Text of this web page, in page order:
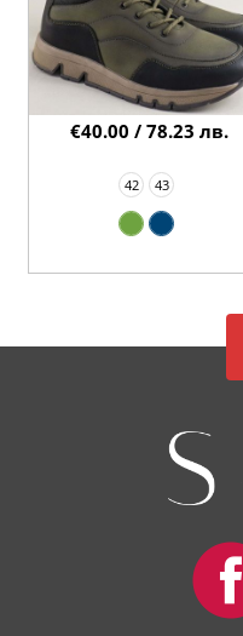
42 43
€40.00 / 78.23 лв.